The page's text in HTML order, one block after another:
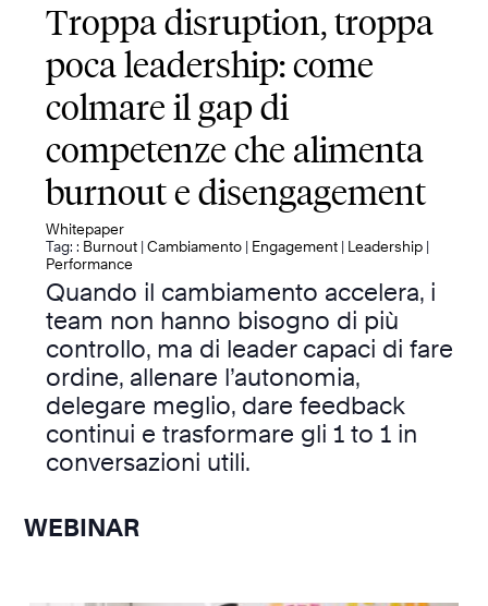
Troppa disruption, troppa
poca leadership: come
colmare il gap di
competenze che alimenta
burnout e disengagement
Whitepaper
Tag: : Burnout |Cambiamento | Engagement | Leadership |
Performance
Quando il cambiamento accelera, i
team non hanno bisogno di più
controllo, ma di leader capaci di fare
ordine, allenare l’autonomia,
delegare meglio, dare feedback
continui e trasformare gli 1 to 1 in
conversazioni utili.
WEBINAR